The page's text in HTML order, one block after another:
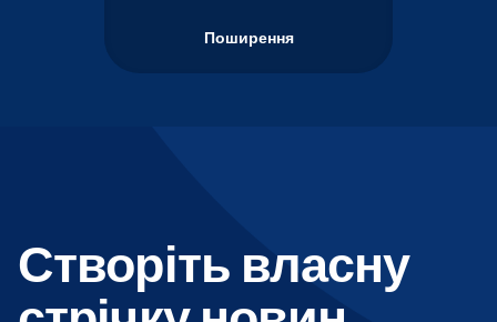
Поширення
Створіть власну